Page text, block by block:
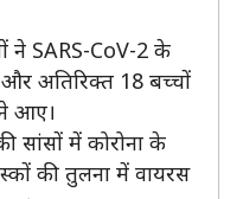
ने SARS-CoV-2 के
और अतिरिक्त 18 बच्चों
आए।
सांसों में कोरोना के
की तुलना में वायरस